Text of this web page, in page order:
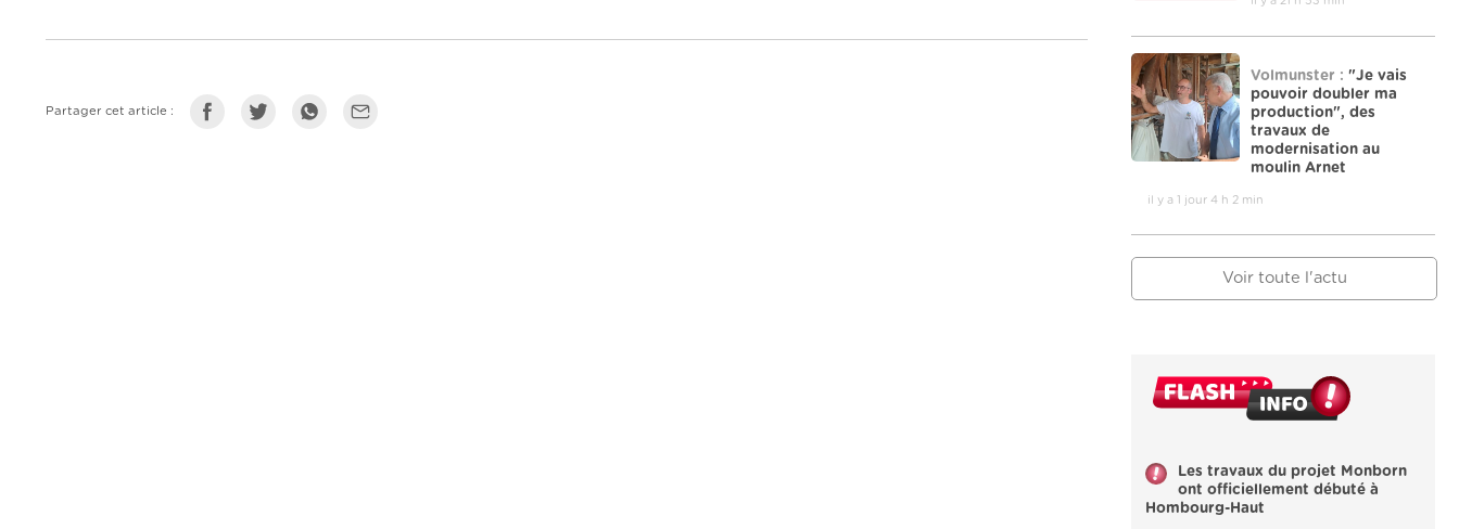
Partager cet article :
Volmunster : "Je vais
pouvoir doubler ma
production", des
travaux de
modernisation au
moulin Arnet
il y a 1 jour 4 h 2 min
Voir toute l'actu
Les travaux du projet Monborn
ont officiellement débuté à
Hombourg-Haut